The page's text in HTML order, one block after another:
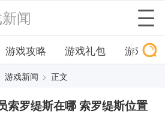
闻
游戏攻略 游戏礼包 游戏下
游戏新闻 > 正文
索罗缇斯在哪 索罗缇斯位置